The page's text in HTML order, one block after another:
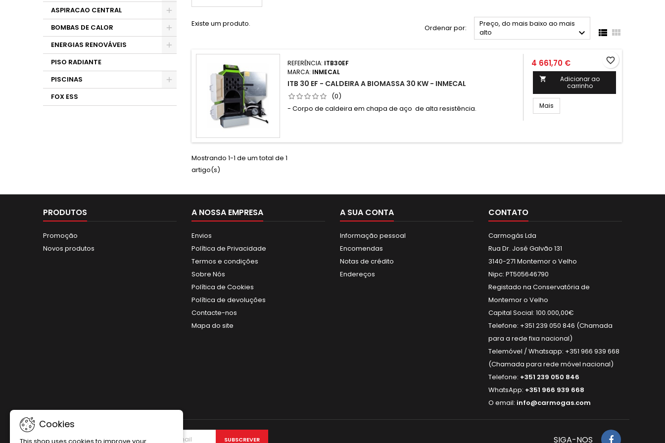
ASPIRACAO CENTRAL
BOMBAS DE CALOR
ENERGIAS RENOVÁVEIS
PISO RADIANTE
PISCINAS
FOX ESS
Existe um produto. Ordenar por:
Preço, do mais baixo ao mais
alto
  
REFERÊNCIA: ITB30EF
MARCA: INMECAL
ITB 30 EF - CALDEIRA A BIOMASSA 30 KW - INMECAL
(0)
- Corpo de caldeira em chapa de aço de alta resistência.
4 661,70 €

Adicionar ao
carrinho
Mais
favorite_border
Mostrando 1-1 de um total de 1
artigo(s)
PRODUTOS
Promoção
Novos produtos
A NOSSA EMPRESA
Envios
Política de Privacidade
Termos e condições
Sobre Nós
Política de Cookies
Política de devoluções
Contacte-nos
Mapa do site
A SUA CONTA
Informação pessoal
Encomendas
Notas de crédito
Endereços
CONTATO
Carmogás Lda
Rua Dr. José Galvão 131
3140-271 Montemor o Velho
Nipc: PT505646790
Registado na Conservatória de
Montemor o Velho
Capital Social: 100.000,00€
Telefone: +351 239 050 846 (Chamada
para a rede fixa nacional)
Telemóvel / Whatsapp: +351 966 939 668
(Chamada para rede móvel nacional)
Telefone: +351 239 050 846
WhatsApp: +351 966 939 668
O email: info@carmogas.com
Cookies
NEWSLETTER SIGA-NOS